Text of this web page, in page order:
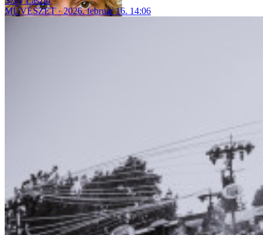
MŰVÉSZET
2026. február 16. 14:06